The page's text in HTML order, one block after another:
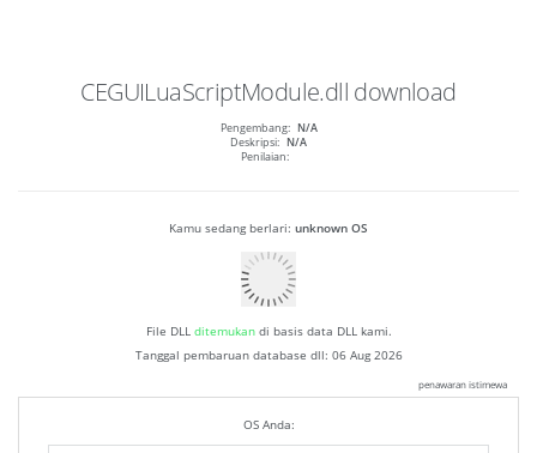
CEGUILuaScriptModule.dll download
Pengembang: N/A
Deskripsi: N/A
Penilaian:
Kamu sedang berlari: unknown OS
File DLL ditemukandi basis data DLL kami.
Tanggal pembaruan database dll: 06 Aug 2026
penawaran istimewa
OS Anda: